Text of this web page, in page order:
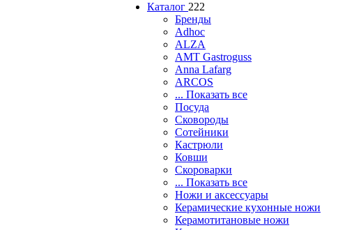
Каталог 222
Бренды
Adhoc
ALZA
AMT Gastroguss
Anna Lafarg
ARCOS
... Показать все
Посуда
Сковороды
Сотейники
Кастрюли
Ковши
Скороварки
... Показать все
Ножи и аксессуары
Керамические кухонные ножи
Керамотитановые ножи